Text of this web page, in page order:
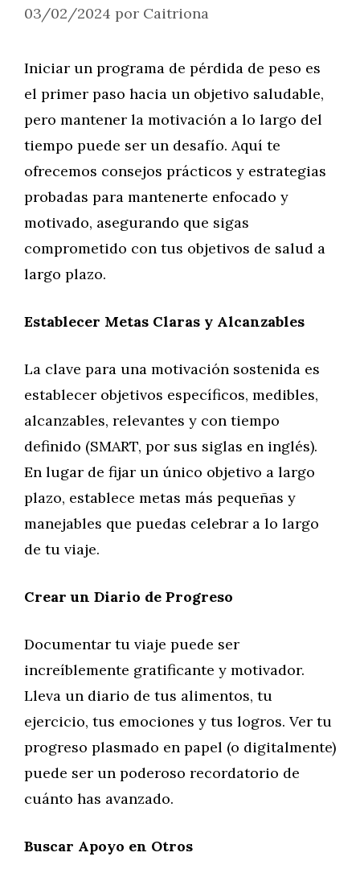
03/02/2024 por Caitriona
Iniciar un programa de pérdida de peso es
el primer paso hacia un objetivo saludable,
pero mantener la motivación a lo largo del
tiempo puede ser un desafío. Aquí te
ofrecemos consejos prácticos y estrategias
probadas para mantenerte enfocado y
motivado, asegurando que sigas
comprometido con tus objetivos de salud a
largo plazo.
Establecer Metas Claras y Alcanzables
La clave para una motivación sostenida es
establecer objetivos específicos, medibles,
alcanzables, relevantes y con tiempo
definido (SMART, por sus siglas en inglés).
En lugar de fijar un único objetivo a largo
plazo, establece metas más pequeñas y
manejables que puedas celebrar a lo largo
de tu viaje.
Crear un Diario de Progreso
Documentar tu viaje puede ser
increíblemente gratificante y motivador.
Lleva un diario de tus alimentos, tu
ejercicio, tus emociones y tus logros. Ver tu
progreso plasmado en papel (o digitalmente)
puede ser un poderoso recordatorio de
cuánto has avanzado.
Buscar Apoyo en Otros